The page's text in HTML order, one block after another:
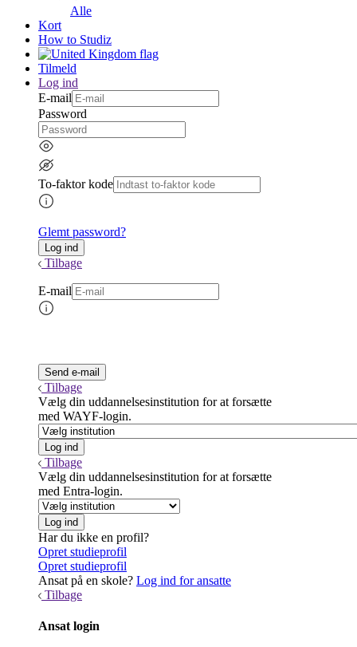
Alle
Kort
How to Studiz
Tilmeld
Log ind
E-mail
Password
To-faktor kode
Glemt password?
Tilbage
E-mail
Tilbage
Vælg din uddannelsesinstitution for at forsætte
med WAYF-login.
Tilbage
Vælg din uddannelsesinstitution for at forsætte
med Entra-login.
Har du ikke en profil?
Opret studieprofil
Opret studieprofil
Ansat på en skole? Log ind for ansatte
Tilbage
Ansat login